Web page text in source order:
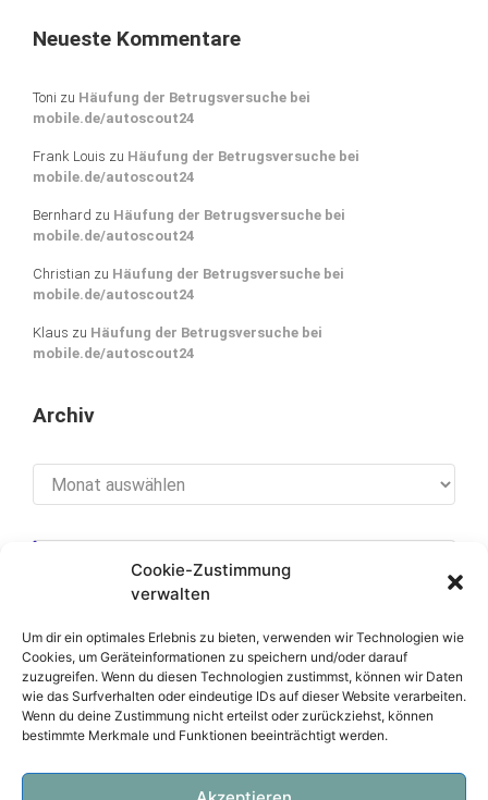
Cookie-Zustimmung
verwalten
Um dir ein optimales Erlebnis zu bieten, verwenden wir Technologien wie
Cookies, um Geräteinformationen zu speichern und/oder darauf
zuzugreifen. Wenn du diesen Technologien zustimmst, können wir Daten
wie das Surfverhalten oder eindeutige IDs auf dieser Website verarbeiten.
Wenn du deine Zustimmung nicht erteilst oder zurückziehst, können
bestimmte Merkmale und Funktionen beeinträchtigt werden.
Neueste Kommentare
Toni zu Häufung der Betrugsversuche bei
mobile.de/autoscout24
Frank Louis zu Häufung der Betrugsversuche bei
mobile.de/autoscout24
Bernhard zu Häufung der Betrugsversuche bei
mobile.de/autoscout24
Christian zu Häufung der Betrugsversuche bei
mobile.de/autoscout24
Klaus zu Häufung der Betrugsversuche bei
mobile.de/autoscout24
Archiv
[cookies_revoke]
Über diese Seite
Datenschutzerklärung